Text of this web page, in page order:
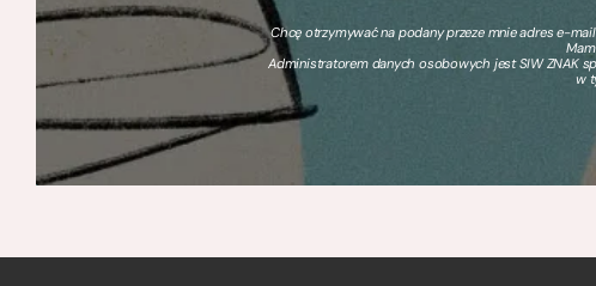
Chcę otrzymywać na podany przeze mnie adres e-
Administratorem danych osobowych jest SIW ZNAK
w